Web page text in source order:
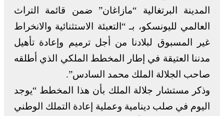
المدينة البرتغالية “مازاغان” ضمن قائمة التراث
العالمي لليونسكو، بـ “التعبئة الاستثنائية والانخراط
غير المسبوق لبلادنا من أجل ترميم وإعادة تأهيل
مدننا العتيقة في إطار المخطط الملكي الذي أطلقه
صاحب الجلالة الملك محمد السادس”.
وذكر مستشار جلالة الملك بأن هذا المخطط “يوجد
اليوم في صلب دينامية وعملية إعادة التملك الوطني